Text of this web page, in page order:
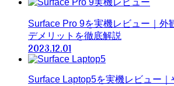
Surface Pro 9を実機レビュー｜外
デメリットを徹底解説
2023.12.01
Surface Laptop5を実機レビュー